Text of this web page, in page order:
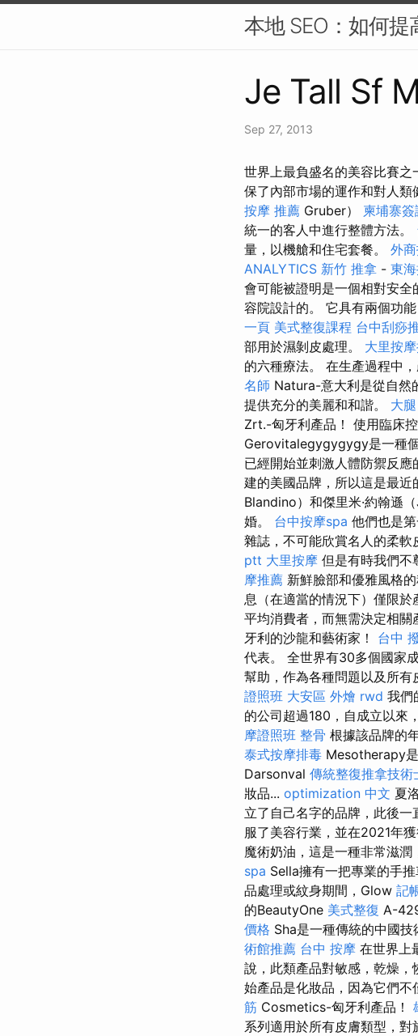
本地 SEO：如何
Je Tall Sf
Sep 27, 2013
世界上最負盛名的美容比賽
保了內部市場的運作和對人類
按摩 推薦 Gruber） 柬埔寨簽
統一的客人中進行整體方法。
量，以機艙和住宅套餐。 外
ANALYTICS 新竹 推拿 - 東
會可能被證明是一個相對安
容院設計的。 它具有兩個功
一頁 美式整復課程 台中刮痧
部用於濕剝皮處理。 大里按
的六種療法。 在生產過程中
名師 Natura-意大利是從自然
提供充分的美麗和和諧。 大
Zrt.-匈牙利產品！ 使用臨床
Gerovitalegygygygy是一種
已經開始並刺激人體防禦反應
建的美國品牌，所以這是最近
Blandino）和傑里米·約翰遜
婚。 台中按摩spa 他們也是
雜誌，不可能欣賞名人的柔軟
ptt 大里按摩 但是有時我們不
摩推薦 新鮮臉部和優雅風格
息（在適當的情況下）僅限
平均消費者，而無需決定相關
牙利的沙龍和藝術家！ 台中
代表。 全世界有30多個國家
幫助，作為各種問題以及所有
證照班 大安區 外燴 rwd 我們
的公司超過180，自成立以來
摩證照班 整骨 根據該品牌的
泰式按摩排毒 Mesotherapy
Darsonval 傳統整復推拿技術
妝品... optimization 中文 夏
立了自己名字的品牌，此後一
服了美容行業，並在2021年
魔術奶油，這是一種非常滋潤
spa Sella擁有一把專業的手
品處理或紋身期間，Glow 記
的BeautyOne 美式整復 A-
價格 Sha是一種傳統的中國
術館推薦 台中 按摩 在世界上
說，此類產品對敏感，乾燥
始產品是化妝品，因為它們
筋 Cosmetics-匈牙利產品！
系列適用於所有皮膚類型，對